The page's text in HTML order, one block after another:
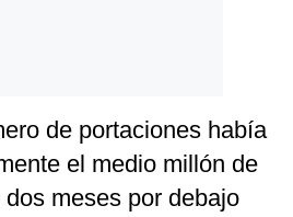
de portaciones había
el medio millón de
meses por debajo